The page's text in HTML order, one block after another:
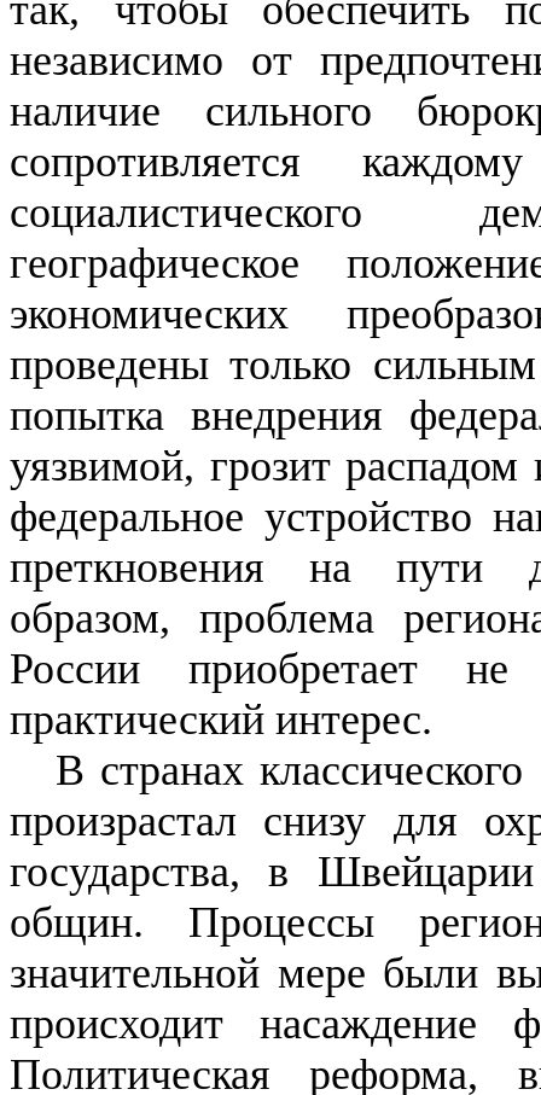
так, чтобы обеспечить
независимо от
наличие сильного
сопротивляется
социалистического
географическое
экономических
проведены только
попытка внедрения
уязвимой, грозит
федеральное устройство
преткновения на пути
образом, проблема
России приобретает
практический интерес.
В странах
произрастал снизу для
государства, в
общин. Процессы
значительной мере были
происходит насаждение
Политическая реформа,